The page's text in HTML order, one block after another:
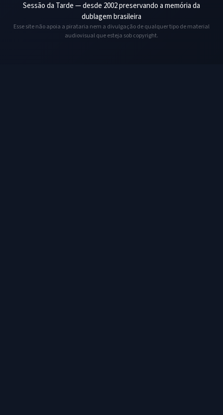
Sessão da Tarde — desde 2002 preservando a memória da
dublagem brasileira
Esse site não apoia a pirataria nem a divulgação de qualquer tipo de material
audiovisual que esteja sob copyright.